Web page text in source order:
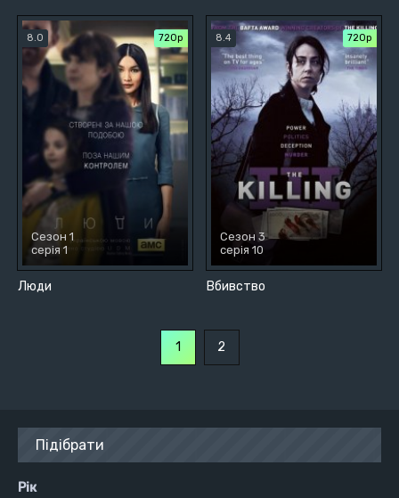
Люди
8.0 720р
Сезон 1
серія 1
Вбивство
8.4 720р
Сезон 3
серія 10
1 2
Підібрати
Рік